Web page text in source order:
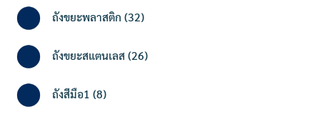
ถังขยะพลาสติก 32
products
ถังขยะสแตนเลส 26
products
ถังสีมือ1 8
products